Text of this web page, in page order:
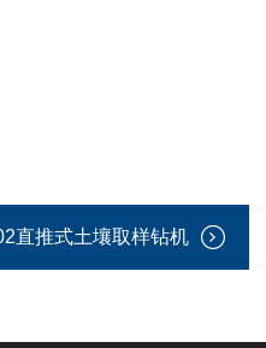
直推式土壤取样钻机